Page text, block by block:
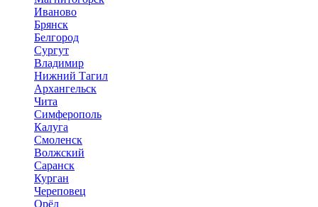
Иваново
Брянск
Белгород
Сургут
Владимир
Нижний Тагил
Архангельск
Чита
Симферополь
Калуга
Смоленск
Волжский
Саранск
Курган
Череповец
Орёл